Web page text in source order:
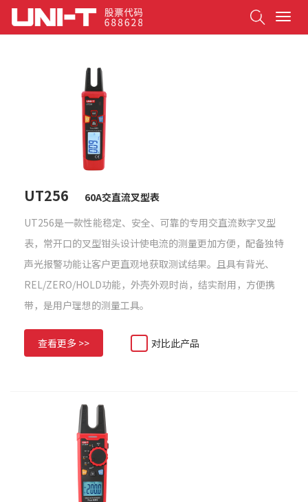
T
o
UT256
60A交直流叉型表
UT256是一款性能稳定、安全、可靠的专用交直流数字叉型
表，常开口的叉型钳头设计使电流的测量更加方便，配备独特
声光报警功能让客户更直观地获取测试结果。且具有背光、
REL/ZERO/HOLD功能，外壳外观时尚，结实耐用，方便携
带，是用户理想的测量工具。
查看更多 >> 对比此产品